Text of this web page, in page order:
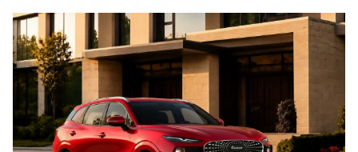
00:00 / 00:00